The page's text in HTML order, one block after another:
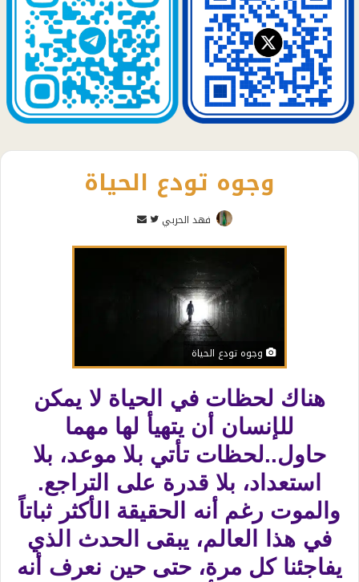
وجوه تودع الحياة
فهد الحربي
تابعأرسل
وجوه تودع الحياة
هناك لحظات في الحياة لا يمكن
للإنسان أن يتهيأ لها مهما
حاول..لحظات تأتي بلا موعد، بلا
استعداد، بلا قدرة على التراجع.
والموت رغم أنه الحقيقة الأكثر ثباتاً
في هذا العالم، يبقى الحدث الذي
يفاجئنا كل مرة، حتى حين نعرف أنه